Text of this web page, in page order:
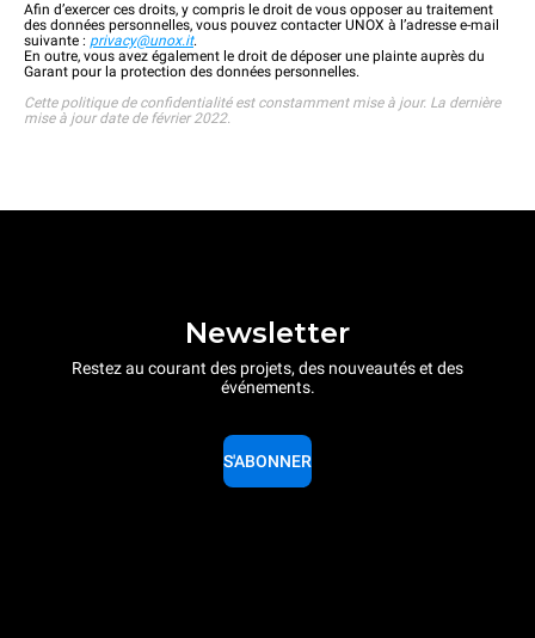
Afin d’exercer ces droits, y compris le droit de vous opposer au traitement
des données personnelles, vous pouvez contacter UNOX à l’adresse e-mail
suivante : privacy@unox.it.
En outre, vous avez également le droit de déposer une plainte auprès du
Garant pour la protection des données personnelles.
Cette politique de confidentialité est constamment mise à jour. La dernière
mise à jour date de février 2022.
Newsletter
Restez au courant des projets, des nouveautés et des
événements.
S'ABONNER